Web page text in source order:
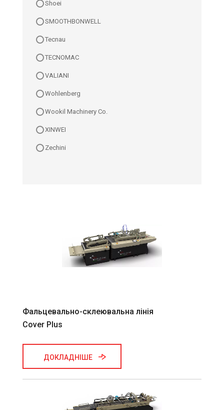
Shoei
SMOOTHBONWELL
Tecnau
TECNOMAC
VALIANI
Wohlenberg
Wookil Machinery Co.
XINWEI
Zechini
Фальцевально-склеювальна лінія
Cover Plus
ДОКЛАДНІШЕ